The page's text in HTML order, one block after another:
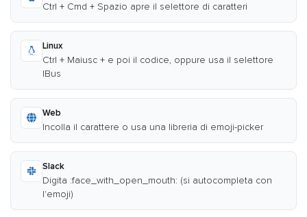
Ctrl + Cmd + Spazio apre il selettore di caratteri
Linux
Ctrl + Maiusc + e poi il codice, oppure usa il selettore
IBus
Web
Incolla il carattere o usa una libreria di emoji-picker
Slack
Digita :face_with_open_mouth: (si autocompleta con
l'emoji)